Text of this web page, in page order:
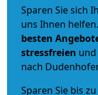
Sparen Sie sich
uns Ihnen
besten
stressfreien und
nach
Sparen Sie bis